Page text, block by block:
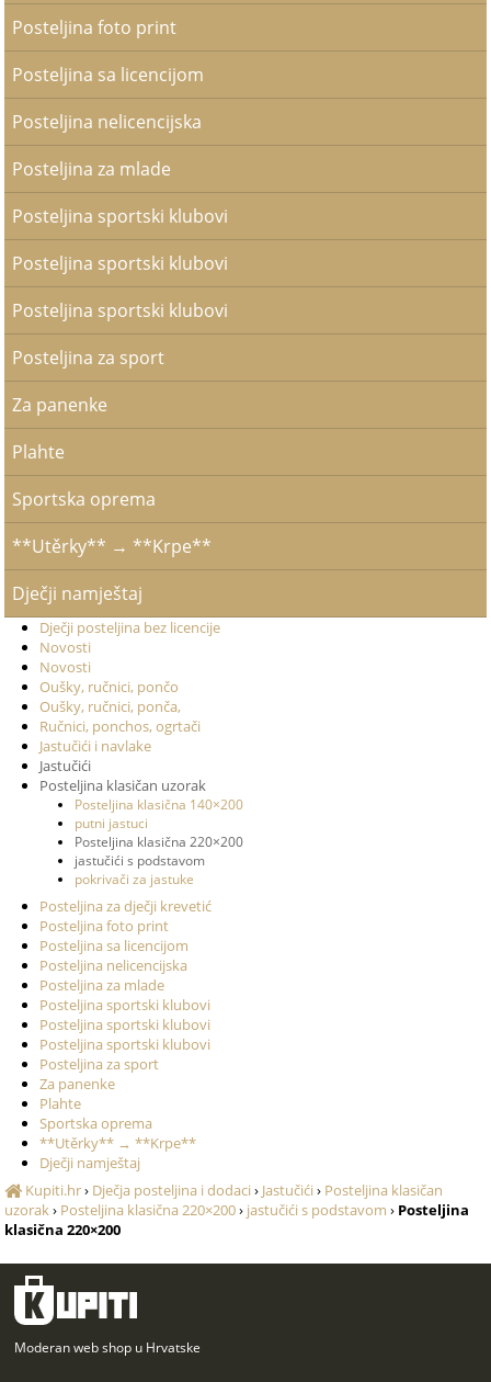
Posteljina foto print
Posteljina sa licencijom
Posteljina nelicencijska
Posteljina za mlade
Posteljina sportski klubovi
Posteljina sportski klubovi
Posteljina sportski klubovi
Posteljina za sport
Za panenke
Plahte
Sportska oprema
**Utěrky** → **Krpe**
Dječji namještaj
Dječji posteljina bez licencije
Novosti
Novosti
Oušky, ručnici, pončo
Oušky, ručnici, ponča,
Ručnici, ponchos, ogrtači
Jastučići i navlake
Jastučići
Posteljina klasičan uzorak
Posteljina klasična 140×200
putni jastuci
Posteljina klasična 220×200
jastučići s podstavom
pokrivači za jastuke
Posteljina za dječji krevetić
Posteljina foto print
Posteljina sa licencijom
Posteljina nelicencijska
Posteljina za mlade
Posteljina sportski klubovi
Posteljina sportski klubovi
Posteljina sportski klubovi
Posteljina za sport
Za panenke
Plahte
Sportska oprema
**Utěrky** → **Krpe**
Dječji namještaj
Kupiti.hr› Dječja posteljina i dodaci› Jastučići› Posteljina klasičan
uzorak› Posteljina klasična 220×200› jastučići s podstavom › Posteljina
klasična 220×200
Moderan web shop u Hrvatske